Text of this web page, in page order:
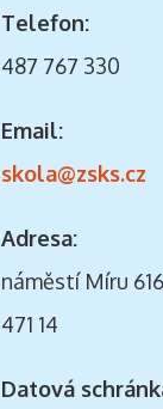
Telefon:
487 767 330
Email:
skola@zsks.cz
Adresa:
náměstí Míru
471 14
Datová